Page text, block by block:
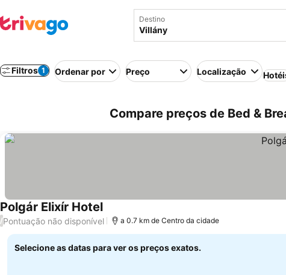
Destino
Filtros 1 Ordenar por Preço Localização
Compare preços de Bed &
Polgár Elixír Hotel
/Pontuação não disponível a 0.7 km de Centro da cidade
Selecione as datas para ver os preços exatos.